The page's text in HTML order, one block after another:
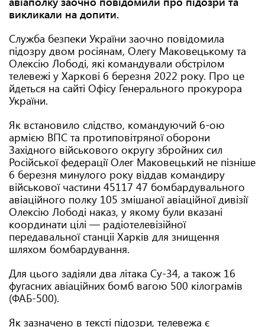
викликали на допити.
Служба безпеки України заочно повідомила
підозру двом росіянам, Олегу Маковецькому та
Олексію Лободі, які командували обстрілом
телевежі у Харкові 6 березня 2022 року. Про це
йдеться на сайті Офісу Генерального прокурора
України.
Як встановило слідство, командуючий 6-ою
армією ВПС та протиповітряної оборони
Західного військового округу збройних сил
Російської федерації Олег Маковецький не пізніше
6 березня минулого року віддав командиру
військової частини 45117 47 бомбардувального
авіаційного полку 105 змішаної авіаційної дивізії
Олексію Лободі наказ, у якому були вказані
координати цілі — радіотелевізійної
передавальної станціі Харків для знищення
шляхом бомбардування.
Для цього задіяли два літака Су-34, а також 16
фугасних авіаційних бомб вагою 500 кілограмів
(ФАБ-500).
Як зазначено в тексті підозри, телевежа є